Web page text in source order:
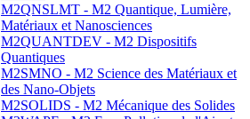
M2QNSLMT - M2 Quantique, Lumière,
Matériaux et Nanosciences
M2QUANTDEV - M2 Dispositifs
Quantiques
M2SMNO - M2 Science des Matériaux et
des Nano-Objets
M2SOLIDS - M2 Mécanique des Solides